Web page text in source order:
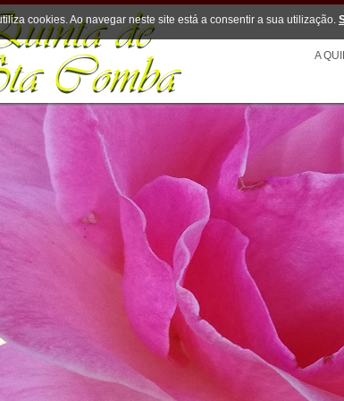
A
cookies. Ao navegar neste site está a consentir a sua utilização.